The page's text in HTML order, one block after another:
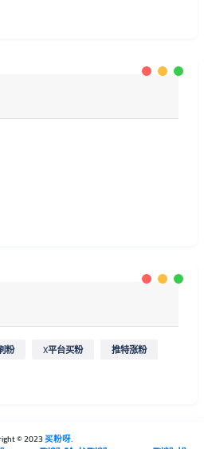
粉 X平台买粉 推特涨粉
© 2023买粉呀.